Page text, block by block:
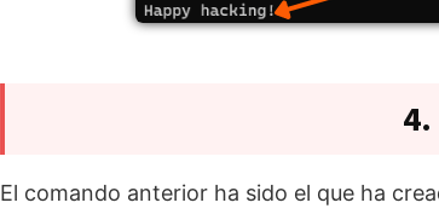
El comando anterior ha sido el que ha